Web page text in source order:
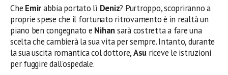
Che Emirabbia portato lì Deniz? Purtroppo, scopriranno a
proprie spese che il fortunato ritrovamento è in realtà un
piano ben congegnato e Nihansarà costretta a fare una
scelta che cambierà la sua vita per sempre. Intanto, durante
la sua uscita romantica col dottore,Asu riceve le istruzioni
per fuggire dall’ospedale.